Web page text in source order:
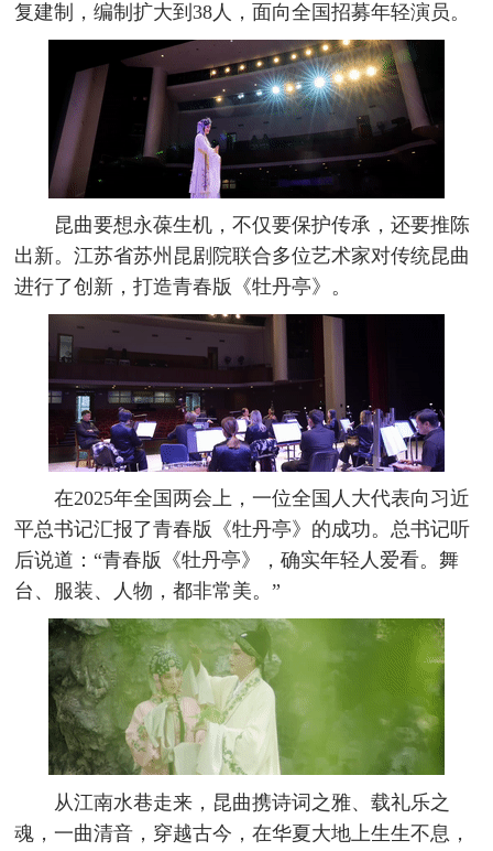
复建制，编制扩大到38人，面向全国招募年轻演员。
昆曲要想永葆生机，不仅要保护传承，还要推陈
出新。江苏省苏州昆剧院联合多位艺术家对传统昆曲
进行了创新，打造青春版《牡丹亭》。
在2025年全国两会上，一位全国人大代表向习近
平总书记汇报了青春版《牡丹亭》的成功。总书记听
后说道：“青春版《牡丹亭》，确实年轻人爱看。舞
台、服装、人物，都非常美。”
从江南水巷走来，昆曲携诗词之雅、载礼乐之
魂，一曲清音，穿越古今，在华夏大地上生生不息，